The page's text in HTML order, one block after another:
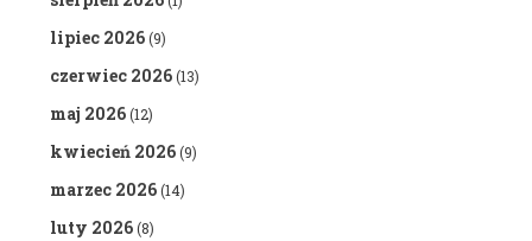
lipiec 2026(9)
czerwiec 2026(13)
maj 2026(12)
kwiecień 2026(9)
marzec 2026(14)
luty 2026(8)